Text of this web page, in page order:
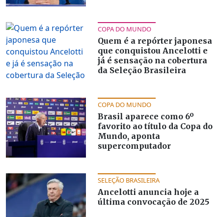
COPA DO MUNDO
Quem é a repórter japonesa
que conquistou Ancelotti e
já é sensação na cobertura
da Seleção Brasileira
COPA DO MUNDO
Brasil aparece como 6º
favorito ao título da Copa do
Mundo, aponta
supercomputador
SELEÇÃO BRASILEIRA
Ancelotti anuncia hoje a
última convocação de 2025